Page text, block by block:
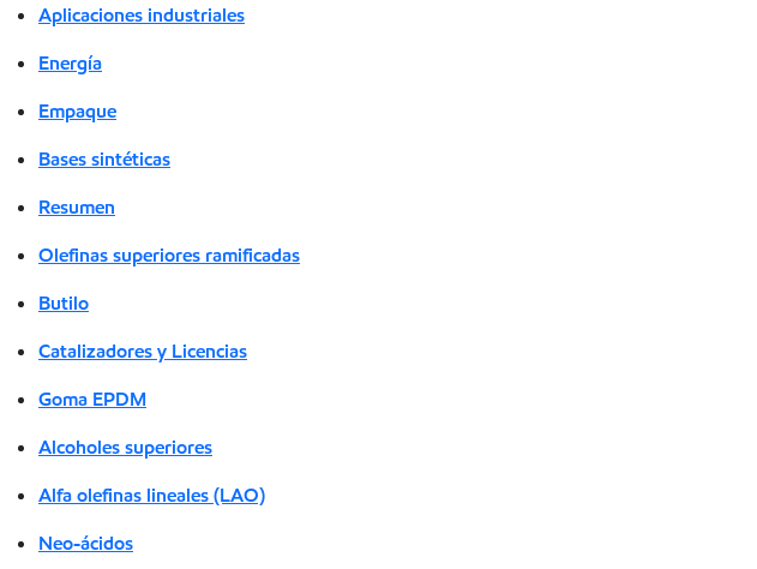
Aplicaciones industriales
Energía
Empaque
Bases sintéticas
Resumen
Olefinas superiores ramificadas
Butilo
Catalizadores y Licencias
Goma EPDM
Alcoholes superiores
Alfa olefinas lineales (LAO)
Neo-ácidos